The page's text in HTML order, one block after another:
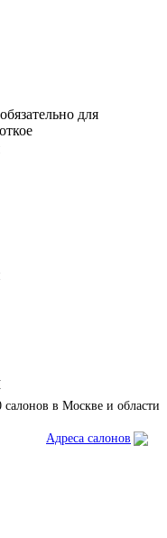
для
салонов в Москве и области
Адреса салонов